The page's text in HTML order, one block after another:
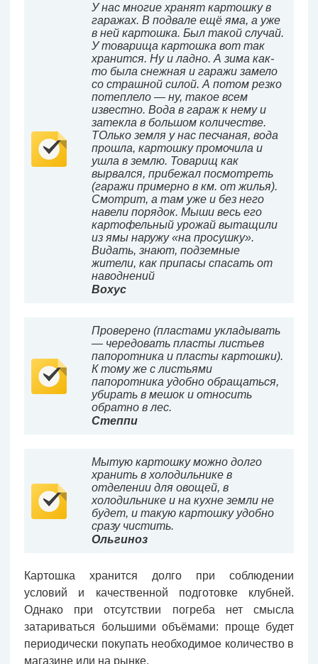
У нас многие хранят картошку в
гаражах. В подвале ещё яма, а уже
в ней картошка. Был такой случай.
У товарища картошка вот так
хранится. Ну и ладно. А зима как-
то была снежная и гаражи замело
со страшной силой. А потом резко
потеплело — ну, такое всем
известно. Вода в гараж к нему и
затекла в большом количестве.
ТОлько земля у нас песчаная, вода
прошла, картошку промочила и
ушла в землю. Товарищ как
вырвался, прибежал посмотреть
(гаражи примерно в км. от жилья).
Смотрит, а там уже и без него
навели порядок. Мыши весь его
картофельный урожай вытащили
из ямы наружу «на просушку».
Видать, знают, подземные
жители, как припасы спасать от
наводнений
Вохус
Проверено (пластами укладывать
— чередовать пласты листьев
папоротника и пласты картошки).
К тому же с листьями
папоротника удобно обращаться,
убирать в мешок и относить
обратно в лес.
Степпи
Мытую картошку можно долго
хранить в холодильнике в
отделении для овощей, в
холодильнике и на кухне земли не
будет, и такую картошку удобно
сразу чистить.
Ольгиноз
Картошка хранится долго при соблюдении
условий и качественной подготовке клубней.
Однако при отсутствии погреба нет смысла
затариваться большими объёмами: проще будет
периодически покупать необходимое количество в
магазине или на рынке.